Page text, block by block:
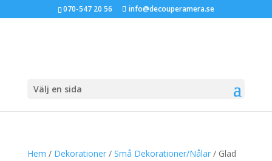
070-547 20 56 info@decouperamera.se
Välj en sida
Hem / Dekorationer/ Små Dekorationer/Nålar/ Glad